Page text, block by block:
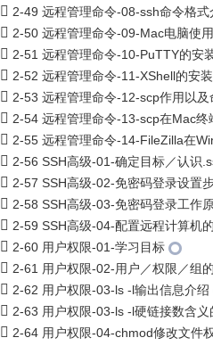
2-49 远程管理命令-08-ssh命令格
2-50 远程管理命令-09-Mac电脑使
2-51 远程管理命令-10-PuTTY的安
2-52 远程管理命令-11-XShell的安
2-53 远程管理命令-12-scp作用以及
2-54 远程管理命令-13-scp在Mac终
2-55 远程管理命令-14-FileZilla在
2-56 SSH高级-01-确定目标／认识
2-57 SSH高级-02-免密码登录设置
2-58 SSH高级-03-免密码登录工作
2-59 SSH高级-04-配置远程计算机
2-60 用户权限-01-学习目标
2-61 用户权限-02-用户／权限／组
2-62 用户权限-03-ls -l输出信息介绍
2-63 用户权限-03-ls -l硬链接数含义
2-64 用户权限-04-chmod修改文件